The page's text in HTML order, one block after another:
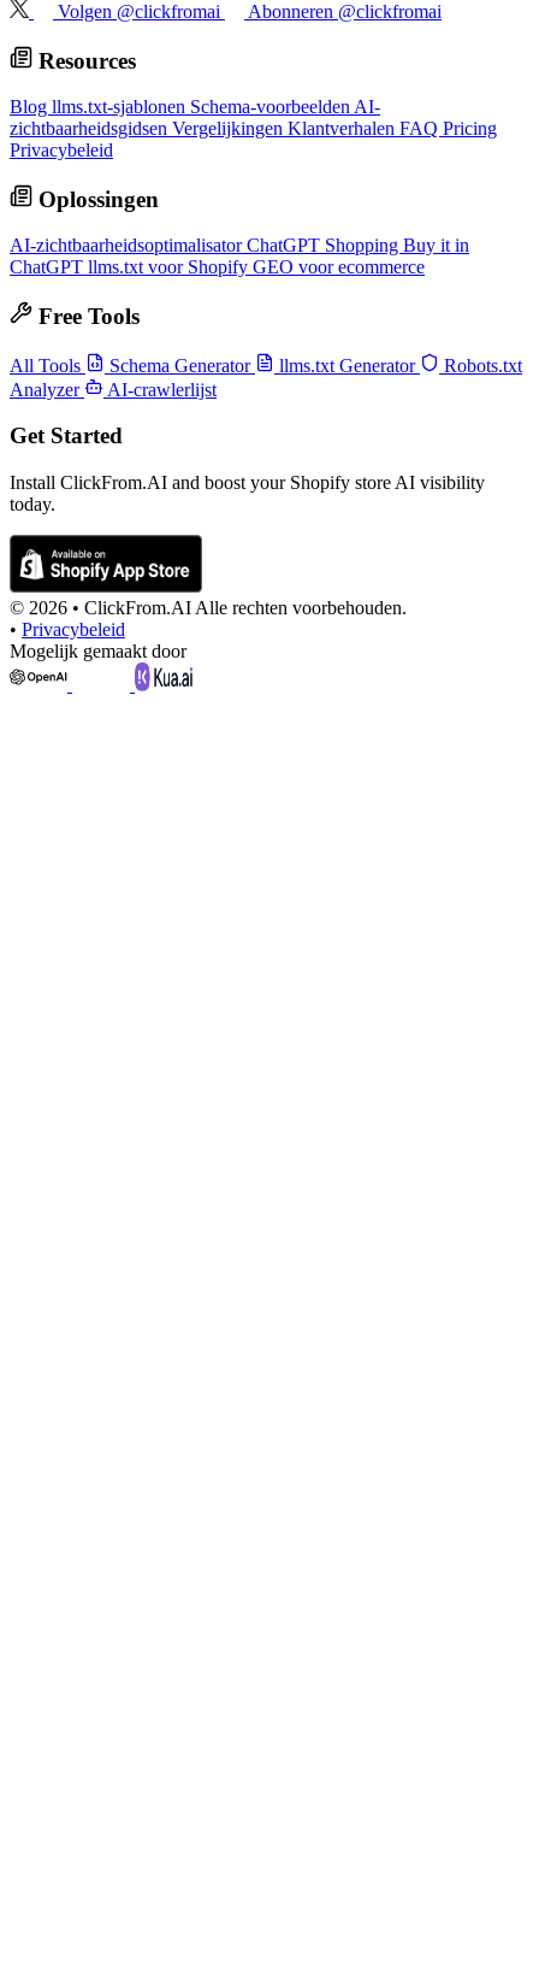
Volgen @clickfromai Abonneren @clickfromai
Resources
Blog llms.txt-sjablonen Schema-voorbeelden AI-
zichtbaarheidsgidsen Vergelijkingen Klantverhalen FAQ Pricing
Privacybeleid
Oplossingen
AI-zichtbaarheidsoptimalisatorChatGPT Shopping Buy it in
ChatGPT llms.txt voor Shopify GEO voor ecommerce
Free Tools
All Tools Schema Generator llms.txt Generator
Robots.txt
Analyzer
AI-crawlerlijst
Get Started
Install ClickFrom.AI and boost your Shopify store AI visibility
today.
© 2026 • ClickFrom.AI Alle rechten voorbehouden.
• Privacybeleid
Mogelijk gemaakt door